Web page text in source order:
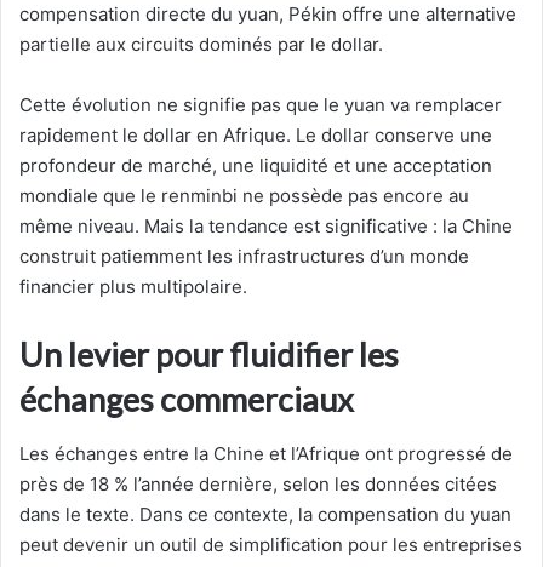
compensation directe du yuan, Pékin offre une alternative
partielle aux circuits dominés par le dollar.
Cette évolution ne signifie pas que le yuan va remplacer
rapidement le dollar en Afrique. Le dollar conserve une
profondeur de marché, une liquidité et une acceptation
mondiale que le renminbi ne possède pas encore au
même niveau. Mais la tendance est significative : la Chine
construit patiemment les infrastructures d’un monde
financier plus multipolaire.
Un levier pour fluidifier les
échanges commerciaux
Les échanges entre la Chine et l’Afrique ont progressé de
près de 18 % l’année dernière, selon les données citées
dans le texte. Dans ce contexte, la compensation du yuan
peut devenir un outil de simplification pour les entreprises